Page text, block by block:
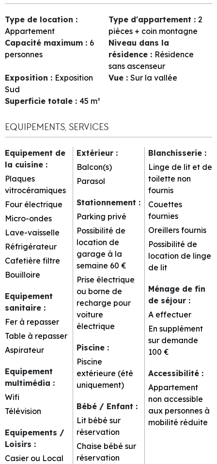
Type de location :
Appartement
Type d'appartement : 2
pièces + coin montagne
Capacité maximum : 6
personnes
Niveau dans la
résidence : Résidence
sans ascenseur
Exposition : Exposition
Sud
Vue : Sur la vallée
Superficie totale : 45 m²
EQUIPEMENTS, SERVICES
Equipement de
la cuisine :
Plaques
vitrocéramiques
Four électrique
Micro-ondes
Lave-vaisselle
Réfrigérateur
Cafetière filtre
Bouilloire
Equipement
sanitaire :
Fer à repasser
Table à repasser
Aspirateur
Equipement
multimédia :
Wifi
Télévision
Equipements /
Loisirs :
Casier ou Local
Extérieur :
Balcon(s)
Parasol
Stationnement :
Parking privé
Possibilité de
location de
garage à la
semaine 60 €
Prise électrique
ou borne de
recharge pour
voiture
électrique
Piscine :
Piscine
extérieure (été
uniquement)
Bébé / Enfant :
Lit bébé sur
réservation
Chaise bébé sur
réservation
Blanchisserie :
Linge de lit et de
toilette non
fournis
Couettes
fournies
Oreillers fournis
Possibilité de
location de linge
de lit
Ménage de fin
de séjour :
A effectuer
En supplément
sur demande
100 €
Accessibilité :
Appartement
non accessible
aux personnes à
mobilité réduite